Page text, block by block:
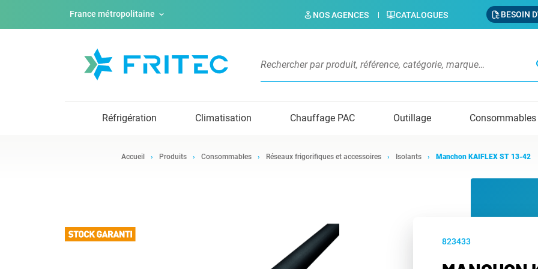
France métropolitaine NOS AGENCES CATALOGUES BESOIN
Réfrigération Climatisation Chauffage PAC Outillage Consommables
Accueil Produits Consommables Réseaux frigorifiques et accessoires Isolants Manchon KAIFLEX ST 13-42
823433